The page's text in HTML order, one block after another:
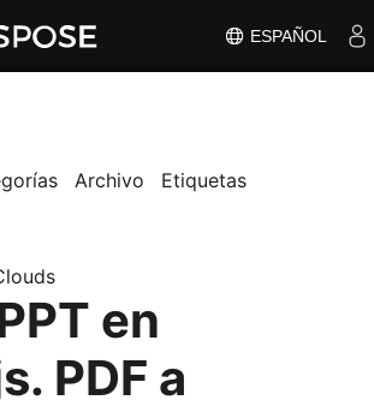
ESPAÑOL
Archivo Etiquetas
en
PDF a